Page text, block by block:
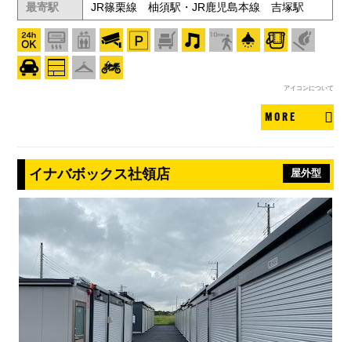
最寄駅
JR篠栗線 柚須駅・JR鹿児島本線 吉塚駅
アイコンについて
MORE
イナバボックス社領店 屋外型